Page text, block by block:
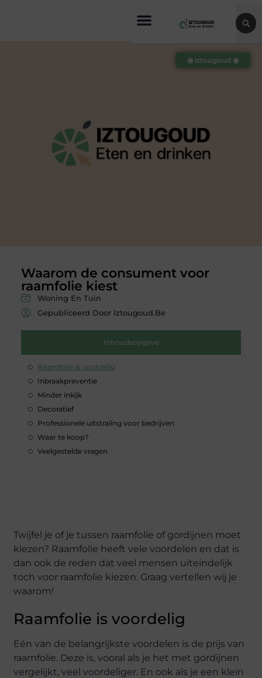
Waarom de consument voor
raamfolie kiest
Woning En Tuin
Gepubliceerd Door Iztougoud.be
Inhoudsopgave
Raamfolie is voordelig
Inbraakpreventie
Minder inkijk
Decoratief
Professionele uitstraling voor bedrijven
Waar te koop?
Veelgestelde vragen
◉ iztougoud ◉
Twijfel je of je tussen raamfolie of gordijnen moet
kiezen? Raamfolie heeft vele voordelen en dat is
dan ook de reden dat veel mensen uiteindelijk
toch voor raamfolie kiezen. Graag vertellen wij je
waarom!
Raamfolie is voordelig
Eén van de belangrijkste voordelen is de prijs van
raamfolie. Deze is, vooral als je het met gordijnen
vergelijkt, veel voordeliger. En ook als je een klein